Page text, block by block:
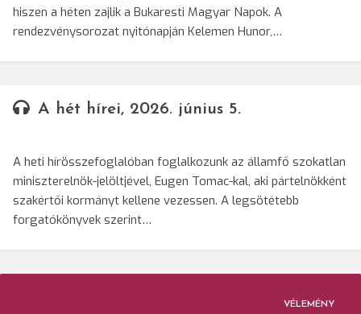
hiszen a héten zajlik a Bukaresti Magyar Napok. A
rendezvénysorozat nyitónapján Kelemen Hunor,…
A hét hírei, 2026. június 5.
A heti hírösszefoglalóban foglalkozunk az államfő szokatlan
miniszterelnök-jelöltjével, Eugen Tomac-kal, aki pártelnökként
szakértői kormányt kellene vezessen. A legsötétebb
forgatókönyvek szerint…
VÉLEMÉNY